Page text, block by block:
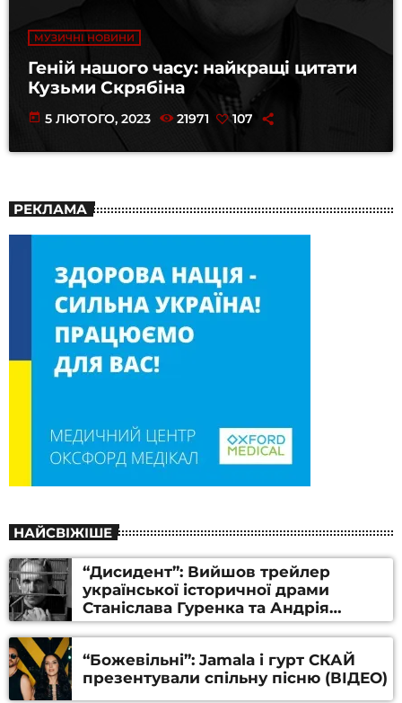
МУЗИЧНІ НОВИНИ
Геній нашого часу: найкращі цитати
Кузьми Скрябіна
today 5 ЛЮТОГО, 2023 21971 107
РЕКЛАМА
НАЙСВІЖІШЕ
“Дисидент”: Вийшов трейлер
української історичної драми
Станіслава Гуренка та Андрія
Алфьорова (ВІДЕО)
“Божевільні”: Jamala і гурт СКАЙ
презентували спільну пісню (ВІДЕО)